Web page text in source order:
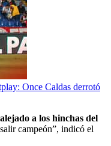
Once Caldas derrotó
a los hinchas del
campeón”, indicó el